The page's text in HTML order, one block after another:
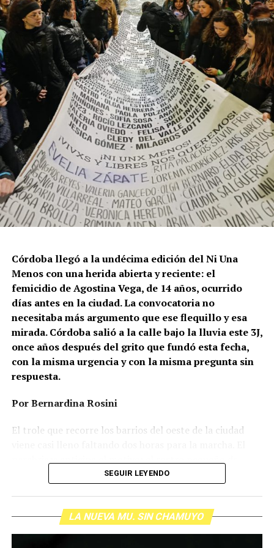
resisten otra avanzada sobre un territorio en disputa.
Por Francisco Pandolfi
Gonzalo Giles, pensador y
comunicador «disca»: Error en el
Ganar la vida: La historia de (no)
Su hijo Ciro tenía 120 veces más agrotóxicos que lo
Viven en Pergamino, llamada “la capital del veneno”,
donde se encontraron pesticidas hasta en el agua de red.
Bajo amenazas de muerte Sabrina inició una denuncia
Córdoba llegó a la undécima edición del Ni Una
Menos con una herida abierta y reciente: el
femicidio de Agostina Vega, de 14 años, ocurrido
días antes en la ciudad. La convocatoria no
necesitaba más argumento que ese flequillo y esa
mirada. Córdoba salió a la calle bajo la lluvia este 3J,
once años después del grito que fundó esta fecha,
con la misma urgencia y con la misma pregunta sin
respuesta.
Por Bernardina Rosini
El trole que recorre los barrios del oeste de la ciudad
Agostina Vega, 14 años. Era fácil intuir que será una
atiende a su gente. Los que ocupan los sillones más
mullidos de las oficinas del poder local sobrevuelan las
SEGUIR LEYENDO
LA NUEVA MU. SIN CHAMUYO